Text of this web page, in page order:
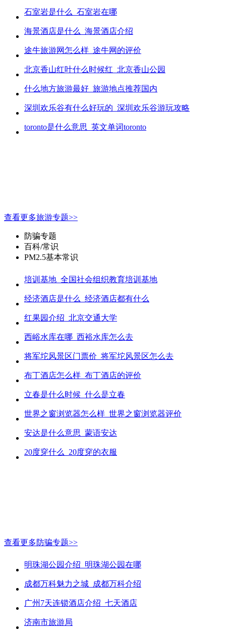
石室岩是什么_石室岩在哪
海景酒店是什么_海景酒店介绍
途牛旅游网怎么样_途牛网的评价
北京香山红叶什么时候红_北京香山公园
什么地方旅游最好_旅游地点推荐国内
深圳欢乐谷有什么好玩的_深圳欢乐谷游玩攻略
toronto是什么意思_英文单词toronto
查看更多旅游专题>>
防骗专题
百科/常识
PM2.5基本常识
培训基地_全国社会组织教育培训基地
经济酒店是什么_经济酒店都有什么
红果园介绍_北京交通大学
西峪水库在哪_西裕水库怎么去
将军坨风景区门票价_将军坨风景区怎么去
布丁酒店怎么样_布丁酒店的评价
立春是什么时候_什么是立春
世界之窗浏览器怎么样_世界之窗浏览器评价
安达是什么意思_蒙语安达
20度穿什么_20度穿的衣服
查看更多防骗专题>>
明珠湖公园介绍_明珠湖公园在哪
成都万科魅力之城_成都万科介绍
广州7天连锁酒店介绍_七天酒店
济南市旅游局